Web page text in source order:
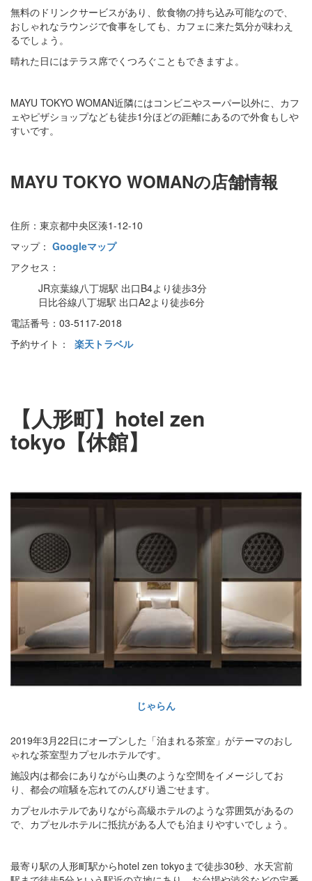
無料のドリンクサービスがあり、飲食物の持ち込み可能なので、
おしゃれなラウンジで食事をしても、カフェに来た気分が味わえ
るでしょう。
晴れた日にはテラス席でくつろぐこともできますよ。
MAYU TOKYO WOMAN近隣にはコンビニやスーパー以外に、カフ
ェやピザショップなども徒歩1分ほどの距離にあるので外食もしや
すいです。
MAYU TOKYO WOMANの店舗情報
住所：東京都中央区湊1-12-10
マップ： Googleマップ
アクセス：
JR京葉線八丁堀駅 出口B4より徒歩3分
日比谷線八丁堀駅 出口A2より徒歩6分
電話番号：03-5117-2018
予約サイト： 楽天トラベル
【人形町】hotel zen
tokyo【休館】
じゃらん
2019年3月22日にオープンした「泊まれる茶室」がテーマのおし
ゃれな茶室型カプセルホテルです。
施設内は都会にありながら山奥のような空間をイメージしてお
り、都会の喧騒を忘れてのんびり過ごせます。
カプセルホテルでありながら高級ホテルのような雰囲気があるの
で、カプセルホテルに抵抗がある人でも泊まりやすいでしょう。
最寄り駅の人形町駅からhotel zen tokyoまで徒歩30秒、水天宮前